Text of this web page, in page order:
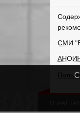
СМИ